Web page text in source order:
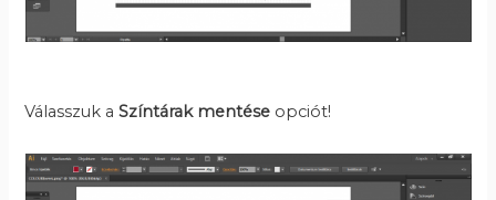
Válasszuk aSzíntárak mentése opciót!